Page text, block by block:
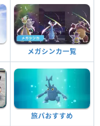
メガシンカ一覧
旅パおすすめ